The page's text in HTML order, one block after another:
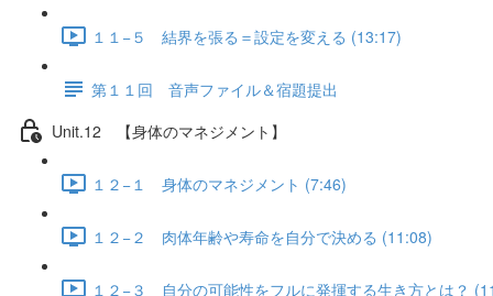
１１−５ 結界を張る＝設定を変える (13:17)
第１１回 音声ファイル＆宿題提出
Unit.12 【身体のマネジメント】
１２−１ 身体のマネジメント (7:46)
１２−２ 肉体年齢や寿命を自分で決める (11:08)
１２−３ 自分の可能性をフルに発揮する生き方とは？